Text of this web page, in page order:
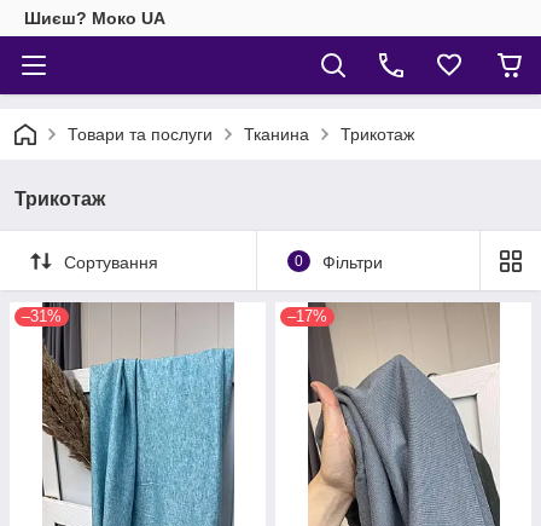
Шиєш? Моко UA
Товари та послуги Тканина Трикотаж
Трикотаж
Сортування 0 Фільтри
–31% –17%